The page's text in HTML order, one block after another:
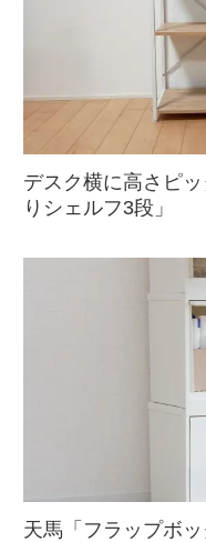
デスク横に高さピ
りシェルフ3段」
天馬「フラップボ